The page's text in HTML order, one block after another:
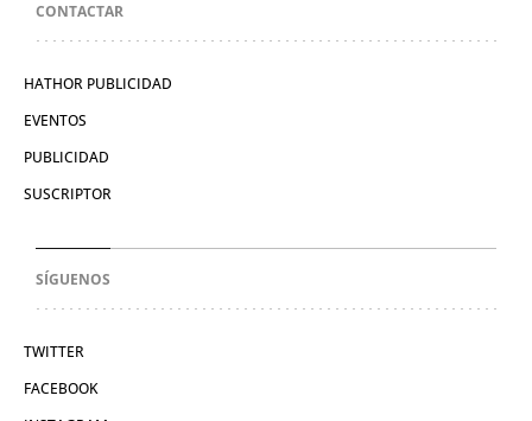
CONTACTAR
HATHOR PUBLICIDAD
EVENTOS
PUBLICIDAD
SUSCRIPTOR
SÍGUENOS
TWITTER
FACEBOOK